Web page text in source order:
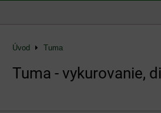
Úvod Tuma
Tuma - vykurovanie,